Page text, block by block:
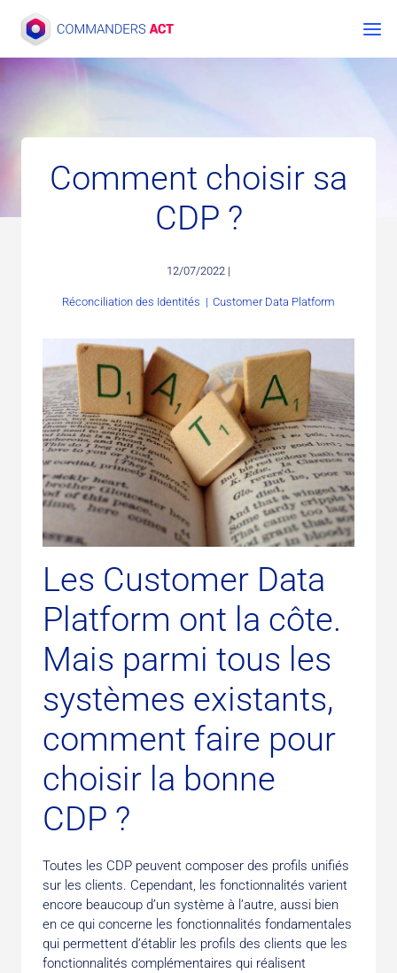
contenu
Comment choisir sa
CDP ?
12/07/2022 |
Réconciliation des Identités | Customer Data Platform
Les Customer Data
Platform ont la côte.
Mais parmi tous les
systèmes existants,
comment faire pour
choisir la bonne
CDP ?
Toutes les CDP peuvent composer des profils unifiés
sur les clients. Cependant, les fonctionnalités varient
encore beau­coup d’un système à l’autre, aussi bien
en ce qui concerne les fonctionnalités fondamentales
qui permettent d’établir les profils des clients que les
fonctionnalités complémen­taires qui réalisent